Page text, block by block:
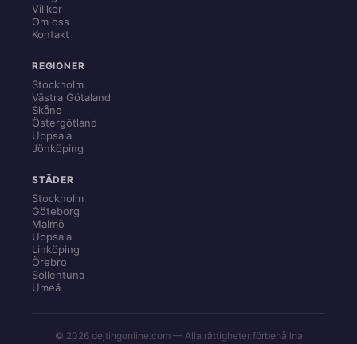
Villkor
Om oss
Kontakt
REGIONER
Stockholm
Västra Götaland
Skåne
Östergötland
Uppsala
Jönköping
STÄDER
Stockholm
Göteborg
Malmö
Uppsala
Linköping
Örebro
Sollentuna
Umeå
© 2026 dejtingonline.com — Alla rättigheter förbehållna